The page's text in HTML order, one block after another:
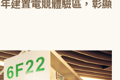
建置電競體驗區，彰顯